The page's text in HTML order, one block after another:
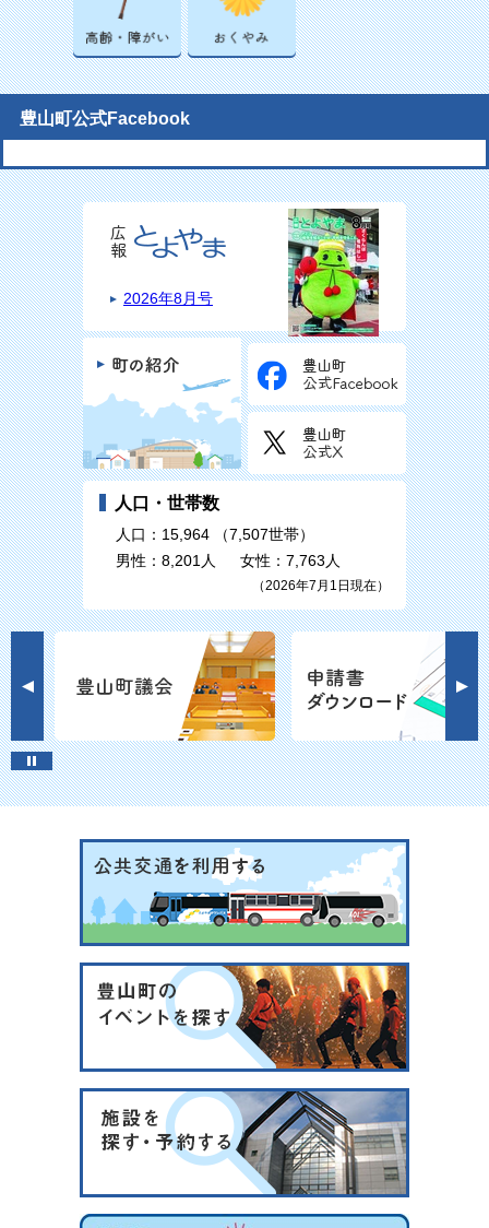
豊山町公式Facebook
2026年8月号
人口・世帯数
人口：15,964 （7,507世帯）
男性：8,201人 女性：7,763人
（2026年7月1日現在）